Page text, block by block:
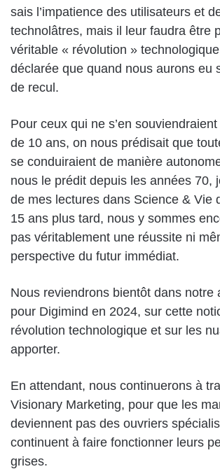
sais l’impatience des utilisateurs et
technolâtres, mais il leur faudra être
véritable « révolution »
déclarée que quand nous aurons eu
de recul.
Pour ceux qui ne s’en
de 10 ans, on nous prédisait que
se conduiraient de manière
nous le prédit depuis les années 70,
de mes lectures dans Science & Vie
15 ans plus tard, nous y sommes
pas véritablement une réussite ni
perspective du futur immédiat.
Nous reviendrons bientôt dans notre
pour Digimind en 2024, sur cette
révolution technologique et sur les
apporter.
En attendant, nous continuerons à
Visionary Marketing, pour que les
deviennent pas des ouvriers
continuent à faire fonctionner leurs
grises.